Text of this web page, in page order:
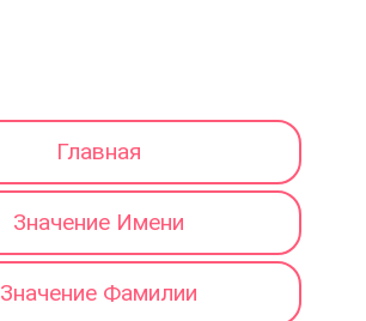
Главная
Значение Имени
Значение Фамилии